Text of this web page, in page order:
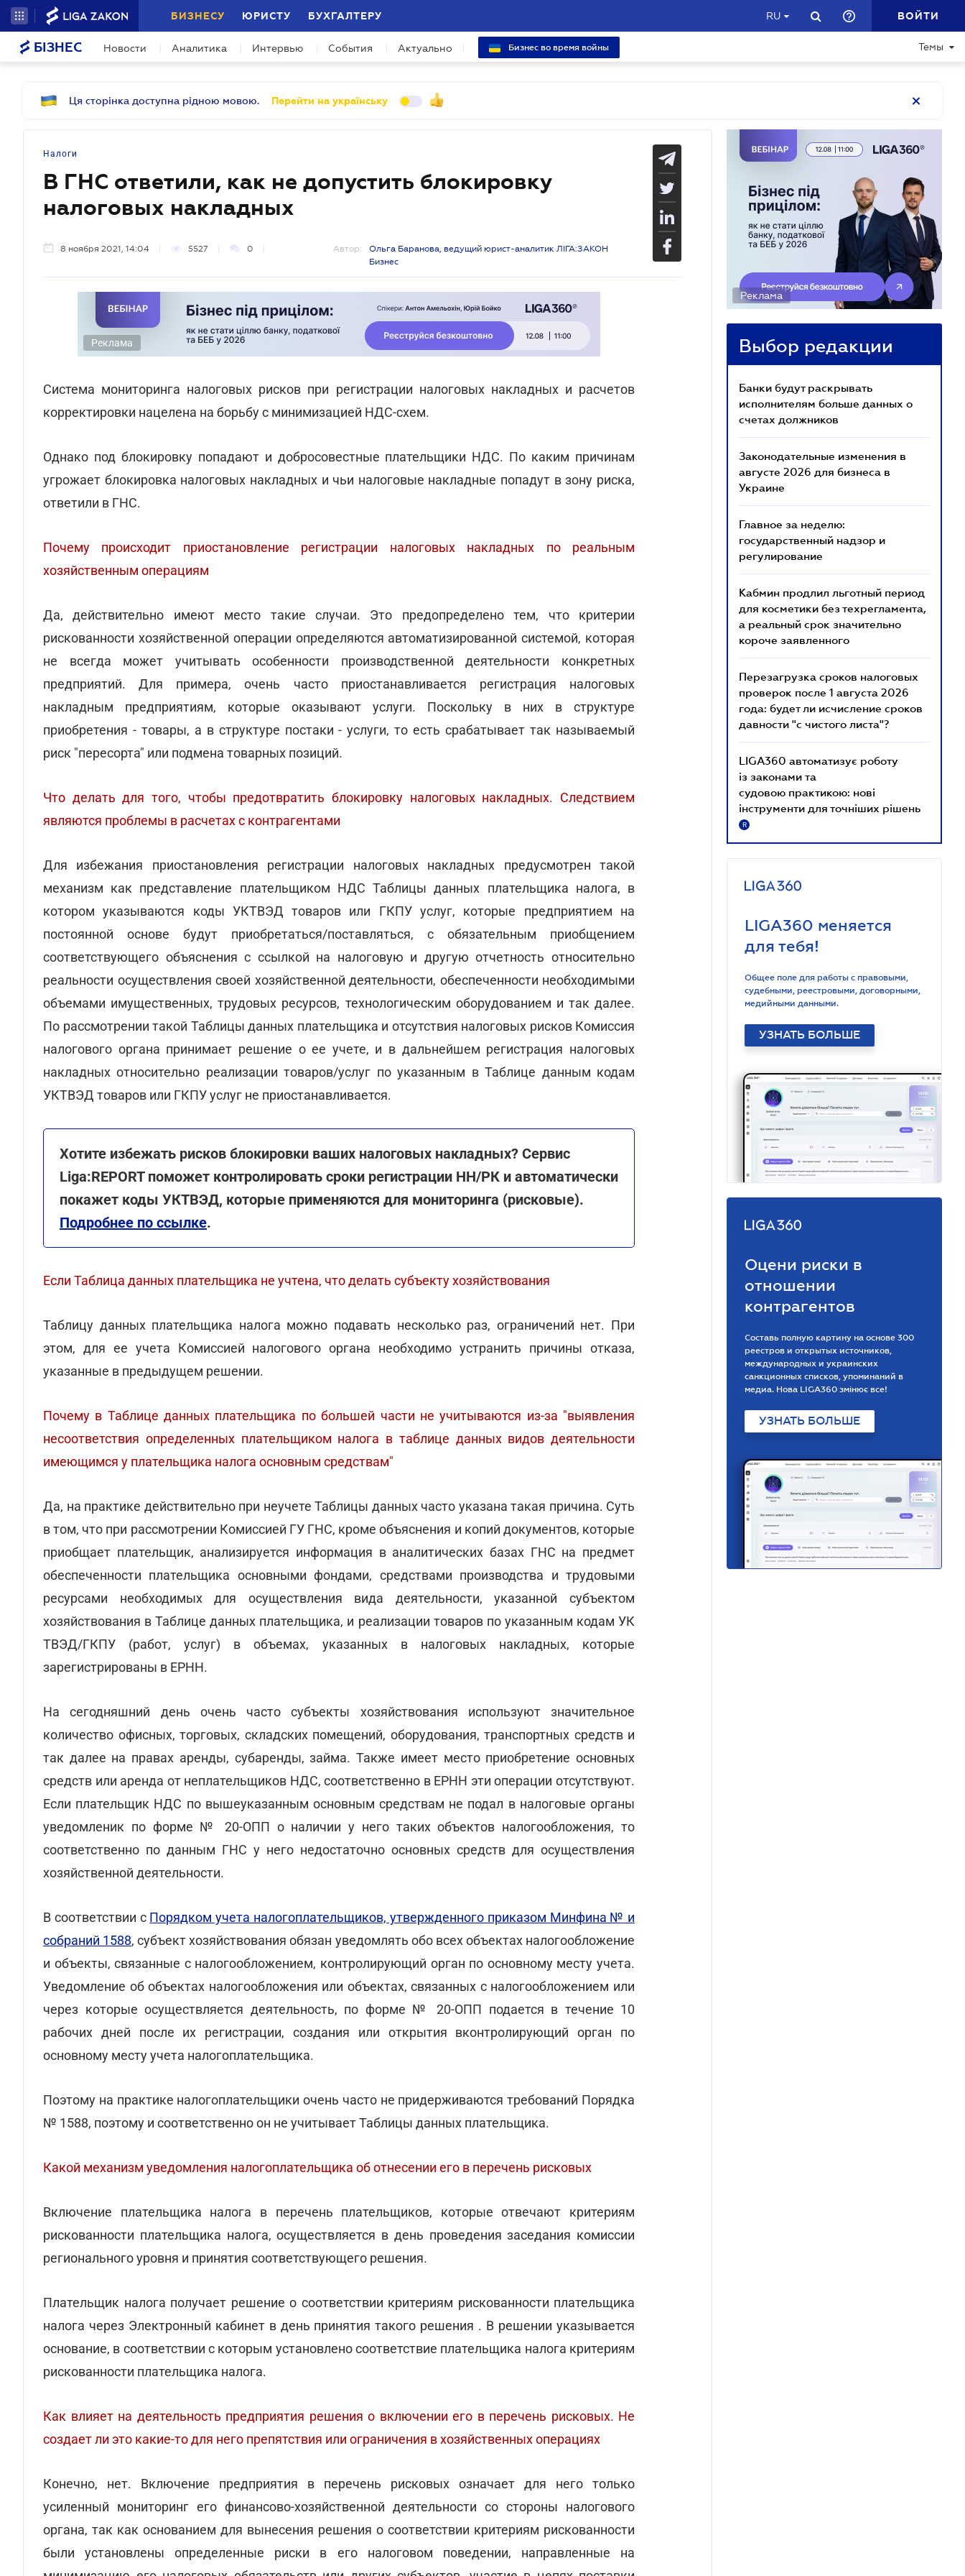
БИЗНЕСУ ЮРИСТУ БУХГАЛТЕРУ RU ВОЙТИ
БІЗНЕС Новости Аналитика Интервью События Актуально Бизнес во время войны Темы
Ця сторінка доступна рідною мовою. Перейти на українську
Налоги
В ГНС ответили, как не допустить блокировку
налоговых накладных
8 ноября 2021, 14:04 5527 0 Автор:
Ольга Баранова, ведущий юрист-аналитик ЛІГА:ЗАКОН
Бизнес
Реклама
Система мониторинга налоговых рисков при регистрации налоговых накладных и расчетов
корректировки нацелена на борьбу с минимизацией НДС-схем.
Однако под блокировку попадают и добросовестные плательщики НДС. По каким причинам
угрожает блокировка налоговых накладных и чьи налоговые накладные попадут в зону риска,
ответили в ГНС.
Почему происходит приостановление регистрации налоговых накладных по реальным
хозяйственным операциям
Да, действительно имеют место такие случаи. Это предопределено тем, что критерии
рискованности хозяйственной операции определяются автоматизированной системой, которая
не всегда может учитывать особенности производственной деятельности конкретных
предприятий. Для примера, очень часто приостанавливается регистрация налоговых
накладным предприятиям, которые оказывают услуги. Поскольку в них в структуре
приобретения - товары, а в структуре постаки - услуги, то есть срабатывает так называемый
риск "пересорта" или подмена товарных позиций.
Что делать для того, чтобы предотвратить блокировку налоговых накладных. Следствием
являются проблемы в расчетах с контрагентами
Для избежания приостановления регистрации налоговых накладных предусмотрен такой
механизм как представление плательщиком НДС Таблицы данных плательщика налога, в
котором указываются коды УКТВЭД товаров или ГКПУ услуг, которые предприятием на
постоянной основе будут приобретаться/поставляться, с обязательным приобщением
соответствующего объяснения с ссылкой на налоговую и другую отчетность относительно
реальности осуществления своей хозяйственной деятельности, обеспеченности необходимыми
объемами имущественных, трудовых ресурсов, технологическим оборудованием и так далее.
По рассмотрении такой Таблицы данных плательщика и отсутствия налоговых рисков Комиссия
налогового органа принимает решение о ее учете, и в дальнейшем регистрация налоговых
накладных относительно реализации товаров/услуг по указанным в Таблице данным кодам
УКТВЭД товаров или ГКПУ услуг не приостанавливается.
Хотите избежать рисков блокировки ваших налоговых накладных? Сервис
Liga:REPORT поможет контролировать сроки регистрации НН/РК и автоматически
покажет коды УКТВЭД, которые применяются для мониторинга (рисковые).
Подробнее по ссылке.
Если Таблица данных плательщика не учтена, что делать субъекту хозяйствования
Таблицу данных плательщика налога можно подавать несколько раз, ограничений нет. При
этом, для ее учета Комиссией налогового органа необходимо устранить причины отказа,
указанные в предыдущем решении.
Почему в Таблице данных плательщика по большей части не учитываются из-за "выявления
несоответствия определенных плательщиком налога в таблице данных видов деятельности
имеющимся у плательщика налога основным средствам"
Да, на практике действительно при неучете Таблицы данных часто указана такая причина. Суть
в том, что при рассмотрении Комиссией ГУ ГНС, кроме объяснения и копий документов, которые
приобщает плательщик, анализируется информация в аналитических базах ГНС на предмет
обеспеченности плательщика основными фондами, средствами производства и трудовыми
ресурсами необходимых для осуществления вида деятельности, указанной субъектом
хозяйствования в Таблице данных плательщика, и реализации товаров по указанным кодам УК
ТВЭД/ГКПУ (работ, услуг) в объемах, указанных в налоговых накладных, которые
зарегистрированы в ЕРНН.
На сегодняшний день очень часто субъекты хозяйствования используют значительное
количество офисных, торговых, складских помещений, оборудования, транспортных средств и
так далее на правах аренды, субаренды, займа. Также имеет место приобретение основных
средств или аренда от неплательщиков НДС, соответственно в ЕРНН эти операции отсутствуют.
Если плательщик НДС по вышеуказанным основным средствам не подал в налоговые органы
уведомленик по форме № 20-ОПП о наличии у него таких объектов налогообложения, то
соответственно по данным ГНС у него недостаточно основных средств для осуществления
хозяйственной деятельности.
В соответствии с Порядком учета налогоплательщиков, утвержденного приказом Минфина № и
собраний 1588, субъект хозяйствования обязан уведомлять обо всех объектах налогообложение
и объекты, связанные с налогообложением, контролирующий орган по основному месту учета.
Уведомление об объектах налогообложения или объектах, связанных с налогообложением или
через которые осуществляется деятельность, по форме № 20-ОПП подается в течение 10
рабочих дней после их регистрации, создания или открытия вконтролирующий орган по
основному месту учета налогоплательщика.
Поэтому на практике налогоплательщики очень часто не придерживаются требований Порядка
№ 1588, поэтому и соответственно он не учитывает Таблицы данных плательщика.
Какой механизм уведомления налогоплательщика об отнесении его в перечень рисковых
Включение плательщика налога в перечень плательщиков, которые отвечают критериям
рискованности плательщика налога, осуществляется в день проведения заседания комиссии
регионального уровня и принятия соответствующего решения.
Плательщик налога получает решение о соответствии критериям рискованности плательщика
налога через Электронный кабинет в день принятия такого решения . В решении указывается
основание, в соответствии с которым установлено соответствие плательщика налога критериям
рискованности плательщика налога.
Как влияет на деятельность предприятия решения о включении его в перечень рисковых. Не
создает ли это какие-то для него препятствия или ограничения в хозяйственных операциях
Конечно, нет. Включение предприятия в перечень рисковых означает для него только
усиленный мониторинг его финансово-хозяйственной деятельности со стороны налогового
органа, так как основанием для вынесения решения о соответствии критериям рискованности
были установлены определенные риски в его налоговом поведении, направленные на
Реклама
Выбор редакции
Банки будут раскрывать
исполнителям больше данных о
счетах должников
Законодательные изменения в
августе 2026 для бизнеса в
Украине
Главное за неделю:
государственный надзор и
регулирование
Кабмин продлил льготный период
для косметики без техрегламента,
а реальный срок значительно
короче заявленного
Перезагрузка сроков налоговых
проверок после 1 августа 2026
года: будет ли исчисление сроков
давности "с чистого листа"?
LIGA360 автоматизує роботу
із законами та
судовою практикою: нові
інструменти для точніших рішень
R
LIGA360 меняется
для тебя!
Общее поле для работы с правовыми,
судебными, реестровыми, договорными,
медийными данными.
УЗНАТЬ БОЛЬШЕ
Оцени риски в
отношении
контрагентов
Составь полную картину на основе 300
реестров и открытых источников,
международных и украинских
санкционных списков, упоминаний в
медиа. Нова LIGA360 змінює все!
УЗНАТЬ БОЛЬШЕ